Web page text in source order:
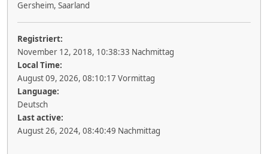
Gersheim, Saarland
Registriert:
November 12, 2018, 10:38:33 Nachmittag
Local Time:
August 09, 2026, 08:10:17 Vormittag
Language:
Deutsch
Last active:
August 26, 2024, 08:40:49 Nachmittag